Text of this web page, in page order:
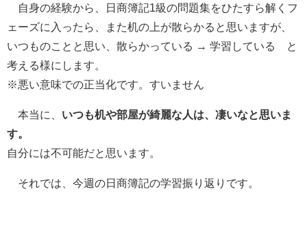
自身の経験から、日商簿記1級の問題集をひたすら解くフ
ェーズに入ったら、また机の上が散らかると思いますが、
いつものことと思い、散らかっている → 学習している と
考える様にします。
※悪い意味での正当化です。すいません
本当に、 いつも机や部屋が綺麗な人は、凄いなと思いま
す。
自分には不可能だと思います。
それでは、今週の日商簿記の学習振り返りです。